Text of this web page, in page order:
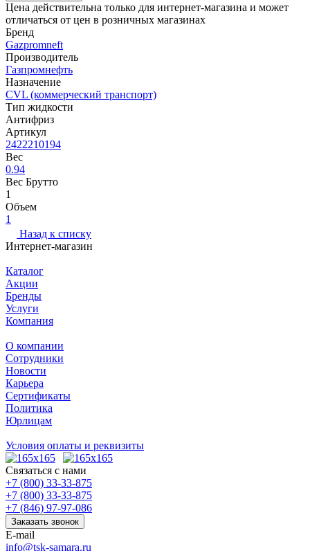
Цена действительна только для интернет-магазина и может
отличаться от цен в розничных магазинах
Бренд
Gazpromneft
Производитель
Газпромнефть
Назначение
CVL (коммерческий транспорт)
Тип жидкости
Антифриз
Артикул
2422210194
Вес
0.94
Вес Брутто
1
Объем
1
Назад к списку
Интернет-магазин
Каталог
Акции
Бренды
Услуги
Компания
О компании
Сотрудники
Новости
Карьера
Сертификаты
Политика
Юрлицам
Условия оплаты и реквизиты
Связаться с нами
+7 (800) 33-33-875
+7 (800) 33-33-875
+7 (846) 97-97-086
Заказать звонок
E-mail
info@tsk-samara.ru